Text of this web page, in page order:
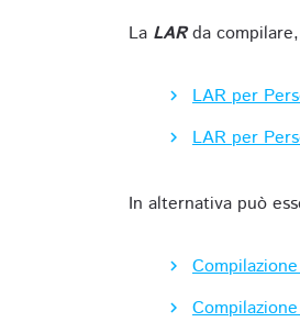
La LARda
LAR per
LAR per
In alternativa può